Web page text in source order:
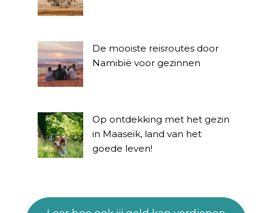
De mooiste reisroutes door
Namibië voor gezinnen
Op ontdekking met het gezin
in Maaseik, land van het
goede leven!